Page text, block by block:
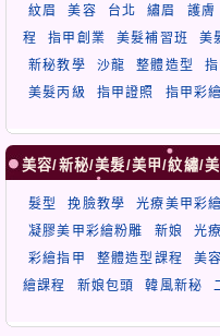
紋眉 美容 台北 繡眉 護膚
程
指甲創業 美髮補習班 美
新秘教學
沙龍 整體造型
美髮丙級
指甲證照 指甲彩
美容/新秘/美髮/美甲/紋繡/
髮型 挽臉教學 光療美甲彩繪
凝膠美甲彩繪粉雕
新娘 光
彩繪指甲
整體造型課程 美
繪課程
新娘包頭 韓風新秘